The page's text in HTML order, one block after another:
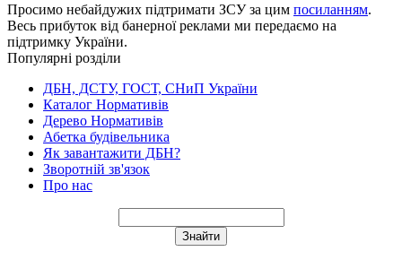
Просимо небайдужих підтримати ЗСУ за цим посиланням.
Весь прибуток від банерної реклами ми передаємо на
підтримку України.
Популярні розділи
ДБН, ДСТУ, ГОСТ, СНиП України
Каталог Нормативів
Дерево Нормативів
Абетка будівельника
Як завантажити ДБН?
Зворотній зв'язок
Про нас